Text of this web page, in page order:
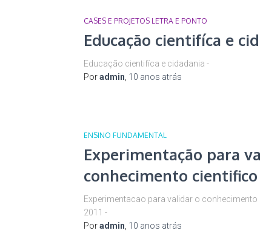
CASES E PROJETOS LETRA E PONTO
Educação cientifíca e
Educação cientifíca e cidadania -
Poradmin 10 anos atrás
ENSINO FUNDAMENTAL
Experimentação para
conhecimento
Experimentacao para validar o conhecimento
2011 -
Poradmin 10 anos atrás